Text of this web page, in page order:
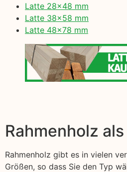
Latte 28×48 mm
Latte 38×58 mm
Latte 48×78 mm
Rahmenholz
Rahmenholz gibt es in vielen
Größen, so dass Sie den Typ